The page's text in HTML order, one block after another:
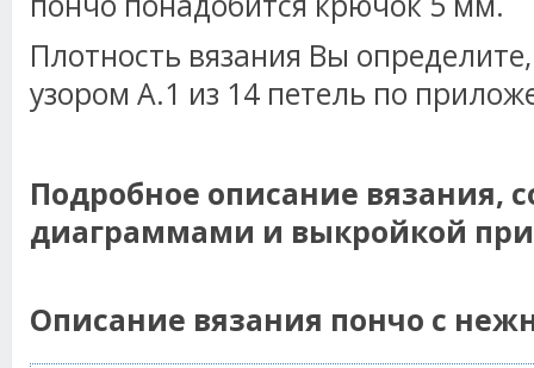
Плотность вязания Вы
узором А.1 из 14 петель по
Подробное описание вязания,
диаграммами и выкройкой
Описание вязания пончо с